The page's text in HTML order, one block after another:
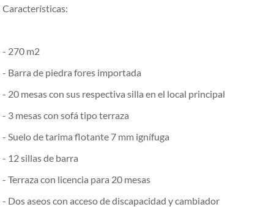
Características:
- 270 m2
- Barra de piedra fores importada
- 20 mesas con sus respectiva silla en el local principal
- 3 mesas con sofá tipo terraza
- Suelo de tarima flotante 7 mm ignífuga
- 12 sillas de barra
- Terraza con licencia para 20 mesas
- Dos aseos con acceso de discapacidad y cambiador